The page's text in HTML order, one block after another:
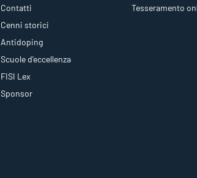
Contatti
Cenni storici
Antidoping
Scuole d'eccellenza
FISI Lex
Sponsor
Tesseramento